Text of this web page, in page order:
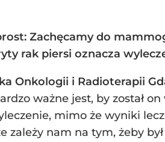
Zachęcamy do
rak piersi oznacza
Onkologii i Radioterapii
ważne jest, by został
mimo że wyniki
zależy nam na tym, żeby